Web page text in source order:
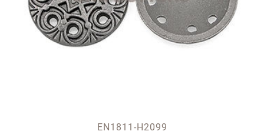
EN1811-H2099